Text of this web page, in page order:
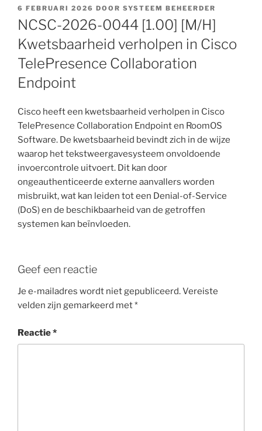
GEPLAATST
OP
6 FEBRUARI 2026 DOOR SYSTEEM BEHEERDER
NCSC-2026-0044 [1.00] [M/H]
Kwetsbaarheid verholpen in Cisco
TelePresence Collaboration
Endpoint
Cisco heeft een kwetsbaarheid verholpen in Cisco
TelePresence Collaboration Endpoint en RoomOS
Software. De kwetsbaarheid bevindt zich in de wijze
waarop het tekstweergavesysteem onvoldoende
invoercontrole uitvoert. Dit kan door
ongeauthenticeerde externe aanvallers worden
misbruikt, wat kan leiden tot een Denial-of-Service
(DoS) en de beschikbaarheid van de getroffen
systemen kan beïnvloeden.
Geef een reactie
Je e-mailadres wordt niet gepubliceerd.Vereiste
velden zijn gemarkeerd met*
Reactie*